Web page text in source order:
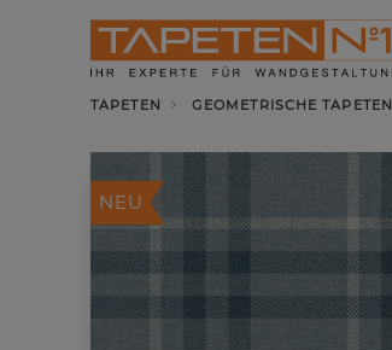
TAPETEN GEOMETRISCHE TAPETEN
NEU